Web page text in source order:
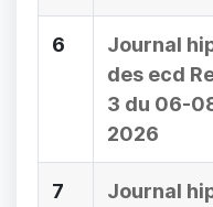
6
Journal
des ecd
3 du 06-
2026
7
Journal